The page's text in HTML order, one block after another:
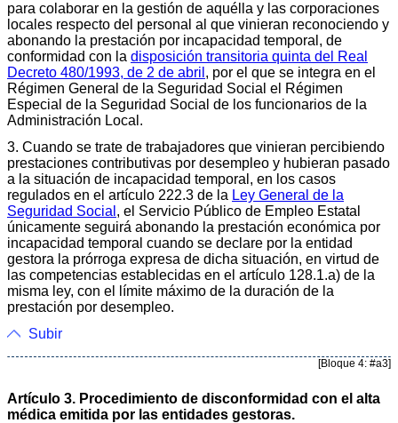
para colaborar en la gestión de aquélla y las corporaciones
locales respecto del personal al que vinieran reconociendo y
abonando la prestación por incapacidad temporal, de
conformidad con la disposición transitoria quinta del Real
Decreto 480/1993, de 2 de abril , por el que se integra en el
Régimen General de la Seguridad Social el Régimen
Especial de la Seguridad Social de los funcionarios de la
Administración Local.
3. Cuando se trate de trabajadores que vinieran percibiendo
prestaciones contributivas por desempleo y hubieran pasado
a la situación de incapacidad temporal, en los casos
regulados en el artículo 222.3 de la Ley General de la
Seguridad Social , el Servicio Público de Empleo Estatal
únicamente seguirá abonando la prestación económica por
incapacidad temporal cuando se declare por la entidad
gestora la prórroga expresa de dicha situación, en virtud de
las competencias establecidas en el artículo 128.1.a) de la
misma ley, con el límite máximo de la duración de la
prestación por desempleo.
Subir
[Bloque 4: #a3]
Artículo 3. Procedimiento de disconformidad con el alta
médica emitida por las entidades gestoras.